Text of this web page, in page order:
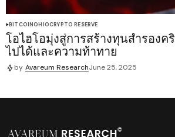
BITCOINOHIOCRYPTO RESERVE
โอไฮโอมุ่งสู่การสร้างทุนสำรองค
ไปได้และความท้าทาย
by Avareum ResearchJune 25, 2025